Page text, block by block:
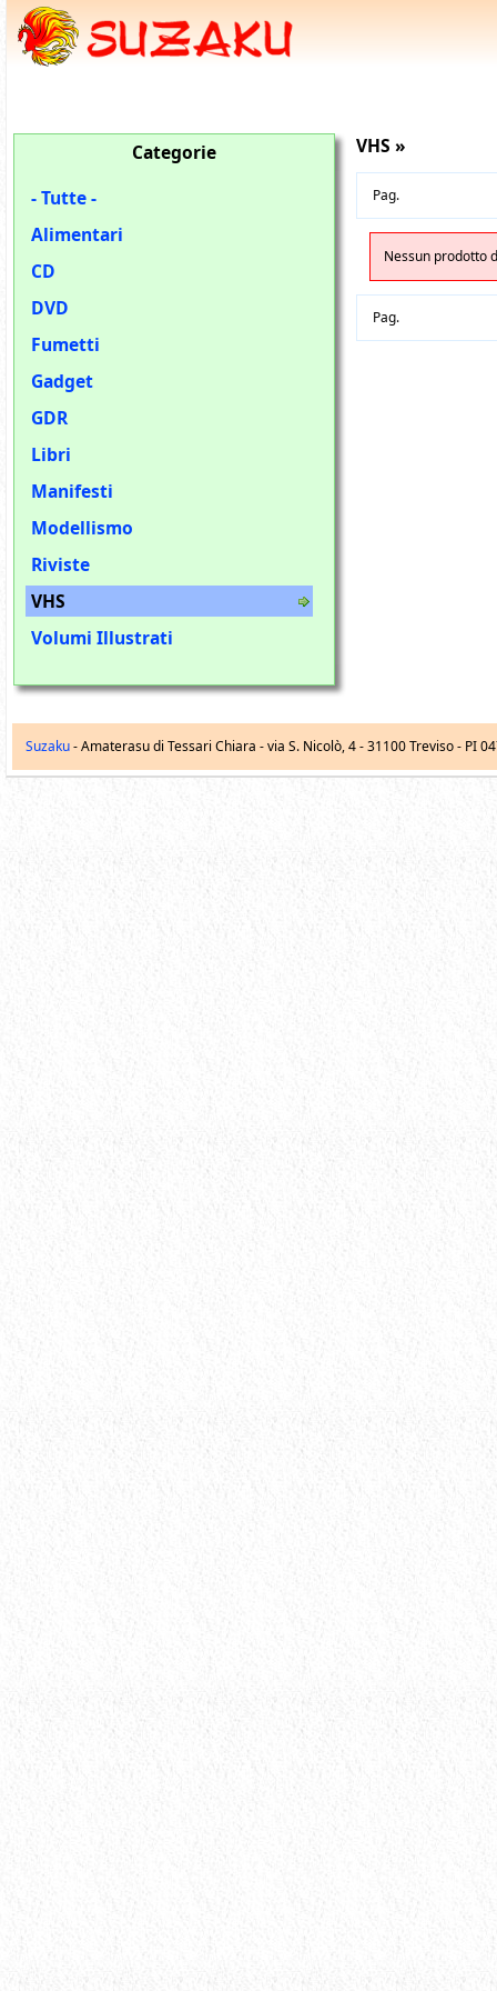
VHS »
Pag.
Nessun prodotto
Pag.
Categorie
- Tutte -
Alimentari
CD
DVD
Fumetti
Gadget
GDR
Libri
Manifesti
Modellismo
Riviste
VHS
Volumi Illustrati
Suzaku- Amaterasu di Tessari Chiara -via S. Nicolò, 4-31100 Treviso - PI